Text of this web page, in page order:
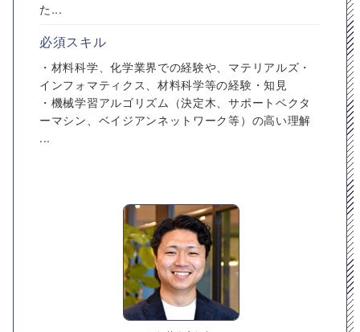
た...
必須スキル
・材料科学、化学業界での経験や、マテリアルズ・
インフォマティクス、材料科学等の経験・知見
・機械学習アルゴリズム（決定木、サポートベクタ
ーマシン、ベイジアンネットワーク等）の高い理解
...